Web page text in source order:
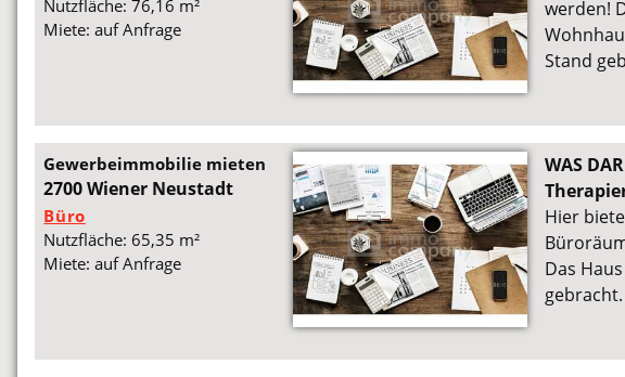
Nutzfläche: 76,16 m²
Miete: auf Anfrage
werden!
Stand
Gewerbeimmobilie mieten
2700 Wiener Neustadt
Büro
Nutzfläche: 65,35 m²
Miete: auf Anfrage
WAS
Hier
Das